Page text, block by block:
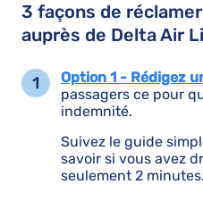
3 façons de
auprès de Delta Air
Option 1 - Rédigez
passagers ce pour
indemnité.
Suivez le guide
savoir si vous avez
seulement 2 minutes.